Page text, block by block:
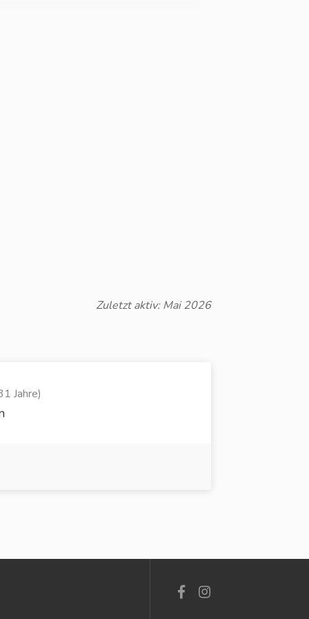
Zuletzt aktiv: Mai 2026
Jahre)